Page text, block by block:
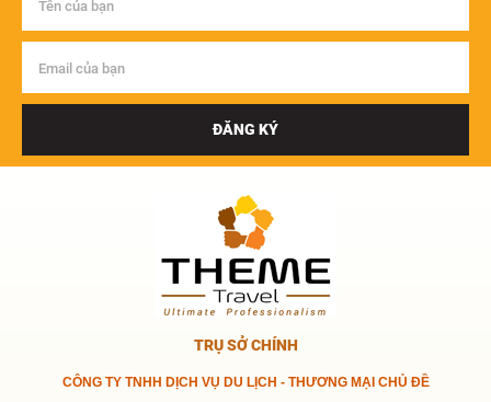
ĐĂNG KÝ
TRỤ SỞ CHÍNH
CÔNG TY TNHH DỊCH VỤ DU LỊCH - THƯƠNG MẠI CHỦ ĐỀ